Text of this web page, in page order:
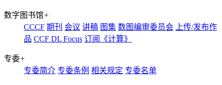
数字图书馆+
CCCF 期刊 会议 讲稿 图集 数图编审委员会
上传/发布作
品 CCF DL Focus 订阅《计算》
专委+
专委简介 专委条例 相关规定 专委名单